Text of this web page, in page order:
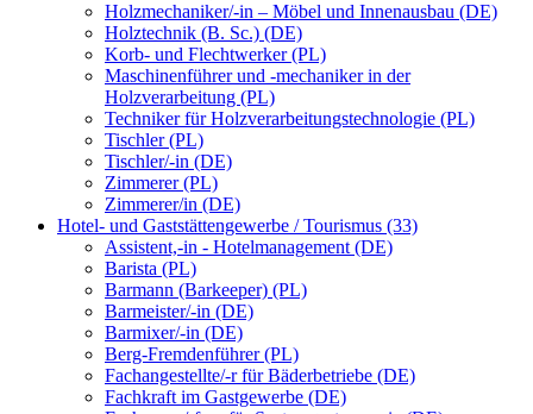
Holzmechaniker/-in – Möbel und Innenausbau (DE)
Holztechnik (B. Sc.) (DE)
Korb- und Flechtwerker (PL)
Maschinenführer und -mechaniker in der
Holzverarbeitung (PL)
Techniker für Holzverarbeitungstechnologie (PL)
Tischler (PL)
Tischler/-in (DE)
Zimmerer (PL)
Zimmerer/in (DE)
Hotel- und Gaststättengewerbe / Tourismus (33)
Assistent,-in - Hotelmanagement (DE)
Barista (PL)
Barmann (Barkeeper) (PL)
Barmeister/-in (DE)
Barmixer/-in (DE)
Berg-Fremdenführer (PL)
Fachangestellte/-r für Bäderbetriebe (DE)
Fachkraft im Gastgewerbe (DE)